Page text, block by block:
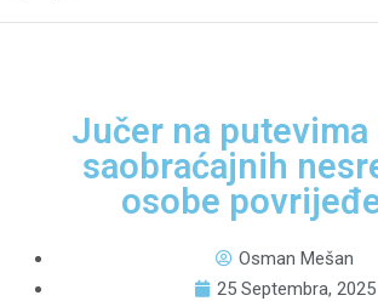
Jučer na putevima
saobraćajnih
osobe
Osman Mešan
25 Septembra, 2025